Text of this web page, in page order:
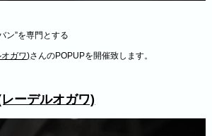
ン”を専門とする
ガワ)さんのPOPUPを開催致します。
ーデルオガワ)